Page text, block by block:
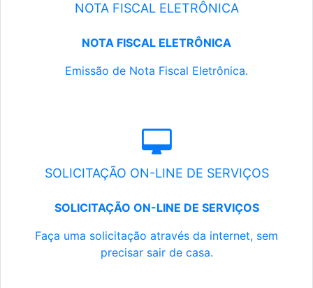
NOTA FISCAL ELETRÔNICA
NOTA FISCAL ELETRÔNICA
Emissão de Nota Fiscal Eletrônica.
SOLICITAÇÃO ON-LINE DE SERVIÇOS
SOLICITAÇÃO ON-LINE DE SERVIÇOS
Faça uma solicitação através da internet, sem
precisar sair de casa.